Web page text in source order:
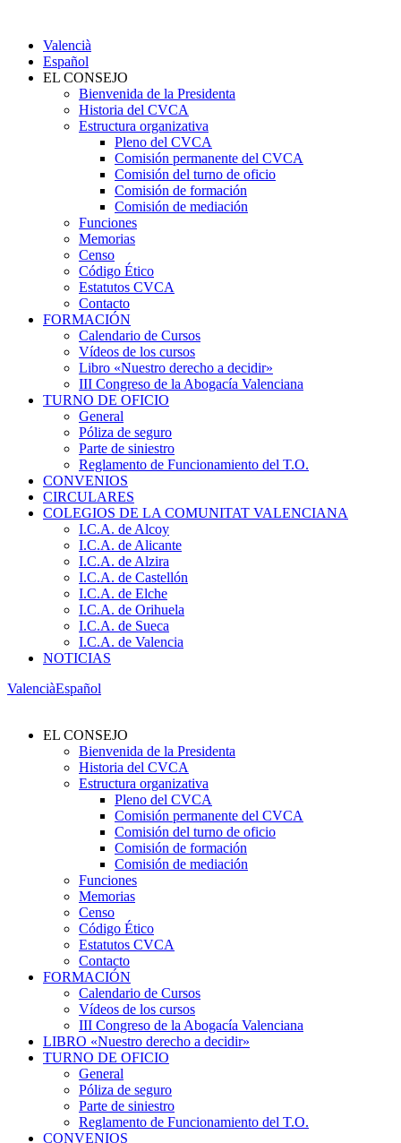
Valencià
Español
EL CONSEJO
Bienvenida de la Presidenta
Historia del CVCA
Estructura organizativa
Pleno del CVCA
Comisión permanente del CVCA
Comisión del turno de oficio
Comisión de formación
Comisión de mediación
Funciones
Memorias
Censo
Código Ético
Estatutos CVCA
Contacto
FORMACIÓN
Calendario de Cursos
Vídeos de los cursos
Libro «Nuestro derecho a decidir»
III Congreso de la Abogacía Valenciana
TURNO DE OFICIO
General
Póliza de seguro
Parte de siniestro
Reglamento de Funcionamiento del T.O.
CONVENIOS
CIRCULARES
COLEGIOS DE LA COMUNITAT VALENCIANA
I.C.A. de Alcoy
I.C.A. de Alicante
I.C.A. de Alzira
I.C.A. de Castellón
I.C.A. de Elche
I.C.A. de Orihuela
I.C.A. de Sueca
I.C.A. de Valencia
NOTICIAS
ValenciàEspañol
EL CONSEJO
Bienvenida de la Presidenta
Historia del CVCA
Estructura organizativa
Pleno del CVCA
Comisión permanente del CVCA
Comisión del turno de oficio
Comisión de formación
Comisión de mediación
Funciones
Memorias
Censo
Código Ético
Estatutos CVCA
Contacto
FORMACIÓN
Calendario de Cursos
Vídeos de los cursos
III Congreso de la Abogacía Valenciana
LIBRO «Nuestro derecho a decidir»
TURNO DE OFICIO
General
Póliza de seguro
Parte de siniestro
Reglamento de Funcionamiento del T.O.
CONVENIOS